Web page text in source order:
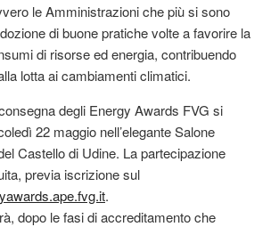
le Amministrazioni che più si sono
di buone pratiche volte a favorire la
di risorse ed energia, contribuendo
lotta ai cambiamenti climatici.
degli Energy Awards FVG si
22 maggio nell’elegante Salone
Castello di Udine. La partecipazione
previa iscrizione sul
.
dopo le fasi di accreditamento che